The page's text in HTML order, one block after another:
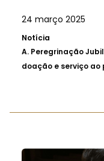
24 março 2025
Notícia
A. Peregrinação
doação e serviço ao